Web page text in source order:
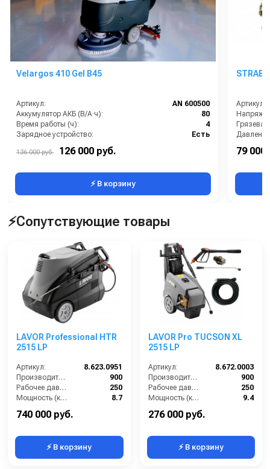
Velargos 410 Gel B45
Артикул:
AN 600500
Аккумулятор АКБ (В/А·ч):
80
Время работы (ч):
4
Зарядное устройство:
Есть
Рабочая ширина (мм):
136 000 руб. 126 000 руб.
⚡ В корзину
Артикул:
Класс
79 000
⚡Сопутствующие товары
LAVOR Professional HTR
2515 LP
Артикул:
8.623.0951
Производительность (л/ч):
900
Рабочее давление (бар):
250
Мощность (кВт):
8.7
740 000 руб.
⚡ В корзину
LAVOR Pro TUCSON XL
2515 LP
Артикул:
8.672.0003
Производительность (л/ч):
900
Рабочее давление (бар):
250
Мощность (кВт):
9.4
276 000 руб.
⚡ В корзину